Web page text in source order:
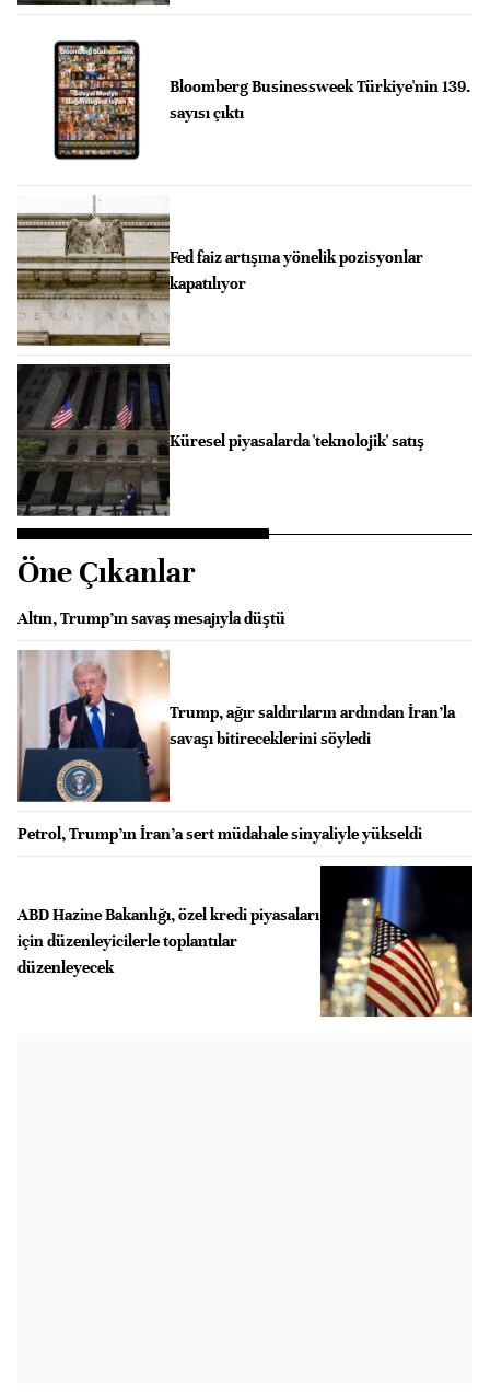
Bloomberg Businessweek Türkiye'nin 139.
sayısı çıktı
Fed faiz artışına yönelik pozisyonlar
kapatılıyor
Küresel piyasalarda 'teknolojik' satış
Öne Çıkanlar
Altın, Trump’ın savaş mesajıyla düştü
Trump, ağır saldırıların ardından İran’la
savaşı bitireceklerini söyledi
Petrol, Trump’ın İran’a sert müdahale sinyaliyle yükseldi
ABD Hazine Bakanlığı, özel kredi piyasaları
için düzenleyicilerle toplantılar
düzenleyecek